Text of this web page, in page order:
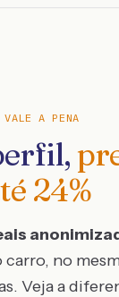
VALE A PENA
24%
carro, no
Veja a